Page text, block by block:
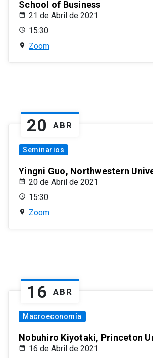
School of Business
21 de Abril de 2021
15:30
Zoom
20 ABR
Seminarios
Yingni Guo, Northwestern
20 de Abril de 2021
15:30
Zoom
16 ABR
Macroeconomía
Nobuhiro Kiyotaki, Princeton
16 de Abril de 2021